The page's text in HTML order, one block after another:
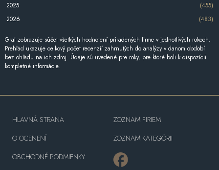
2025
(455)
2026
(483)
Graf zobrazuje súčet všetkých hodnotení priradených firme v jednotlivých rokoch.
Prehľad ukazuje celkový počet recenzií zahrnutých do analýzy v danom období
bez ohľadu na ich zdroj. Údaje sú uvedené pre roky, pre ktoré boli k dispozícii
kompletné informácie.
HLAVNÁ STRANA
O OCENENÍ
OBCHODNÉ PODMIENKY
ZOZNAM FIRIEM
ZOZNAM KATEGÓRII